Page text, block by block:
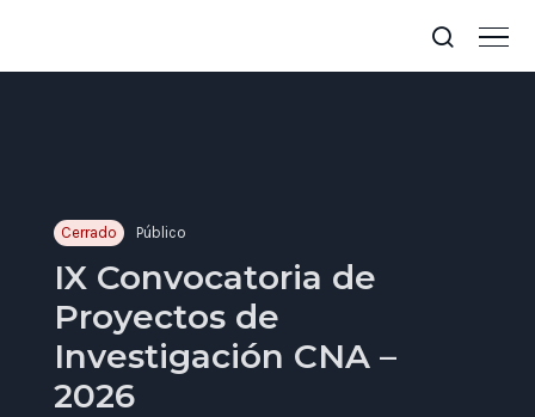
Cerrado Público
IX Convocatoria de
Proyectos de
Investigación CNA –
2026